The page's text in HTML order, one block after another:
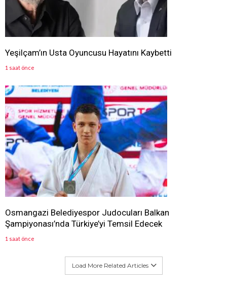
Yeşilçam’ın Usta Oyuncusu Hayatını Kaybetti
1 saat önce
Osmangazi Belediyespor Judocuları Balkan
Şampiyonası’nda Türkiye’yi Temsil Edecek
1 saat önce
Load More Related Articles